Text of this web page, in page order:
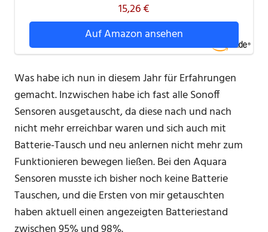
15,26 €
Auf Amazon ansehen
Was habe ich nun in diesem Jahr für Erfahrungen
gemacht. Inzwischen habe ich fast alle Sonoff
Sensoren ausgetauscht, da diese nach und nach
nicht mehr erreichbar waren und sich auch mit
Batterie-Tausch und neu anlernen nicht mehr zum
Funktionieren bewegen ließen. Bei den Aquara
Sensoren musste ich bisher noch keine Batterie
Tauschen, und die Ersten von mir getauschten
haben aktuell einen angezeigten Batteriestand